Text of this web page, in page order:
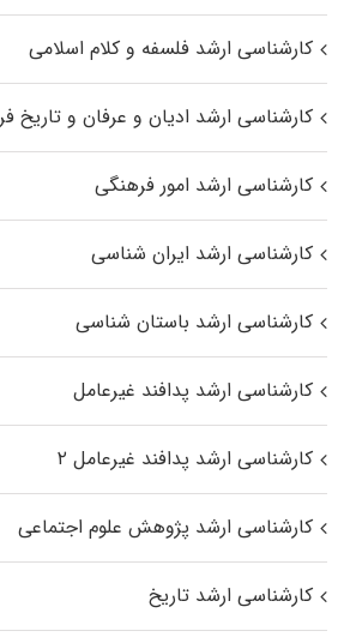
کارشناسی ارشد فلسفه و کلام اسلامی
کارشناسی ارشد ادیان و عرفان و
کارشناسی ارشد امور فرهنگی
کارشناسی ارشد ایران شناسی
کارشناسی ارشد باستان شناسی
کارشناسی ارشد پدافند غیرعامل
کارشناسی ارشد پدافند غیرعامل ۲
کارشناسی ارشد پژوهش علوم اجتماعی
کارشناسی ارشد تاریخ